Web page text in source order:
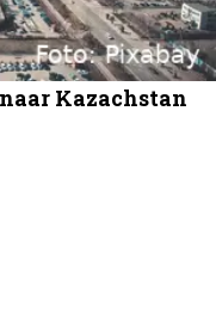
Kazachstan